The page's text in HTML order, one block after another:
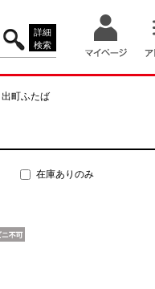
詳細
検索
出町ふたば
在庫ありのみ